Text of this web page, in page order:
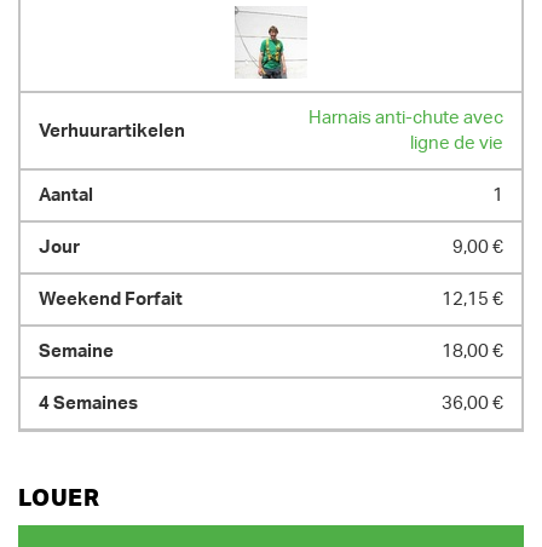
Harnais anti-chute avec
ligne de vie
1
9,00 €
12,15 €
18,00 €
36,00 €
LOUER